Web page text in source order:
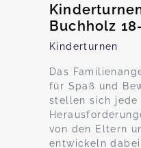
Buchholz
Kinderturnen
Das
für Spaß und
stellen sich jede
von den Eltern
entwickeln